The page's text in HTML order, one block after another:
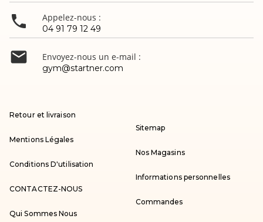
 Appelez-nous :
04 91 79 12 49
 Envoyez-nous un e-mail :
gym@startner.com
Retour et livraison
Mentions Légales
Conditions D'utilisation
CONTACTEZ-NOUS
Qui Sommes Nous
Sitemap
Nos Magasins
Informations personnelles
Commandes